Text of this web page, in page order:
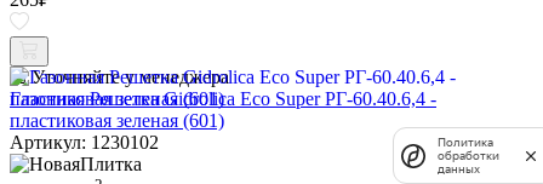
Уточняйте у менеджера
Газонная Решетка Gidrolica Eco Super РГ-60.40.6,4 -
пластиковая зеленая (601)
Артикул: 1230102
Политика
обработки
данных